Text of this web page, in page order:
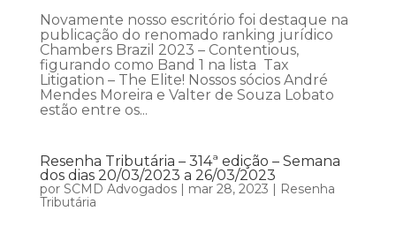
Novamente nosso escritório foi destaque na
publicação do renomado ranking jurídico
Chambers Brazil 2023 – Contentious,
figurando como Band 1 na lista Tax
Litigation – The Elite! Nossos sócios André
Mendes Moreira e Valter de Souza Lobato
estão entre os...
Resenha Tributária – 314ª edição – Semana
dos dias 20/03/2023 a 26/03/2023
por SCMD Advogados| mar 28, 2023 | Resenha
Tributária